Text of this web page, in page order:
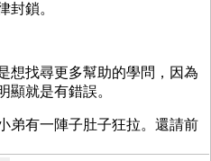
封鎖。
想找尋更多幫助的學問，因為
顯就是有錯誤。
弟有一陣子肚子狂拉。還請前